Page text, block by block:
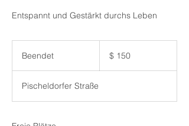
Entspannt und Gestärkt durchs Leben
Beendet
n
d
t
Dollar$ 150
Pischeldorfer Straße